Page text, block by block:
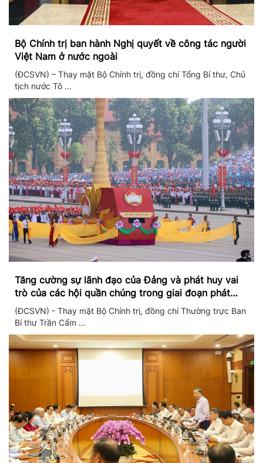
Bộ Chính trị ban hành Nghị quyết về công tác người
Việt Nam ở nước ngoài
(ĐCSVN) – Thay mặt Bộ Chính trị, đồng chí Tổng Bí thư, Chủ
tịch nước Tô ...
Tăng cường sự lãnh đạo của Đảng và phát huy vai
trò của các hội quần chúng trong giai đoạn phát
triển mới
(ĐCSVN) - Thay mặt Bộ Chính trị, đồng chí Thường trực Ban
Bí thư Trần Cẩm ...